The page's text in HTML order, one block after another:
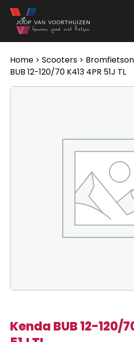
Ga naar de inhoud
Home > Scooters >
BUB 12-120/70 K413 4PR 51J TL
Kenda BUB 12-120/